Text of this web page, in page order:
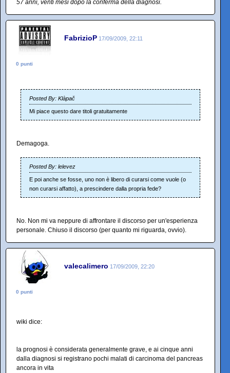
57 anni, venti mesi dopo la conferma della diagnosi.
FabrizioP 17/09/2009, 22:11
0 punti
Posted By: Klàpač
Mi piace questo dare titoli gratuitamente
Demagoga.
Posted By: lelevez
E poi anche se fosse, uno non è libero di curarsi come vuole (o
non curarsi affatto), a prescindere dalla propria fede?
No. Non mi va neppure di affrontare il discorso per un'esperienza
personale. Chiuso il discorso (per quanto mi riguarda, ovvio).
valecalimero 17/09/2009, 22:20
0 punti
wiki dice:
la prognosi è considerata generalmente grave, e ai cinque anni
dalla diagnosi si registrano pochi malati di carcinoma del pancreas
ancora in vita